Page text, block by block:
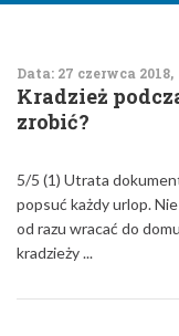
Data: 27 czerwca 2018,
Kradzież
zrobić?
5/5 (1) Utrata
popsuć każdy urlop.
od razu wracać do
kradzieży ...